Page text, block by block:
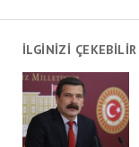
İLGİNİZİ ÇEKEBİLİR